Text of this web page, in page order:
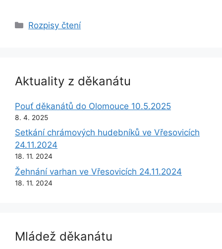
Rubriky
Rozpisy čtení
Aktuality z děkanátu
Pouť děkanátů do Olomouce 10.5.2025
8. 4. 2025
Setkání chrámových hudebníků ve Vřesovicích
24.11.2024
18. 11. 2024
Žehnání varhan ve Vřesovicích 24.11.2024
18. 11. 2024
Mládež děkanátu